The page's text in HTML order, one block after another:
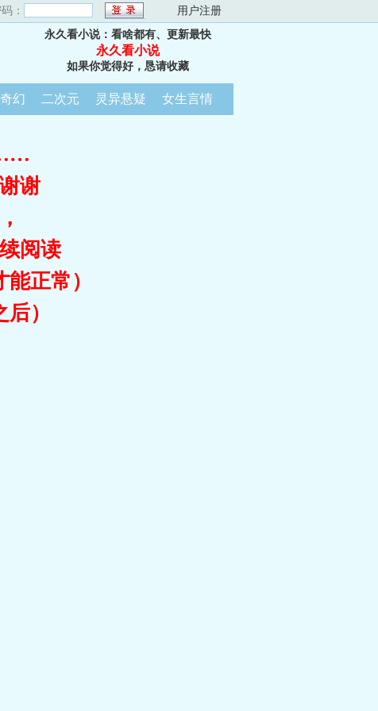
： 用户注册
永久看小说：看啥都有、更新最快
永久看小说
如果你觉得好，恳请收藏
幻 二次元 灵异悬疑 女生言情
……
谢
阅读
正常）
）